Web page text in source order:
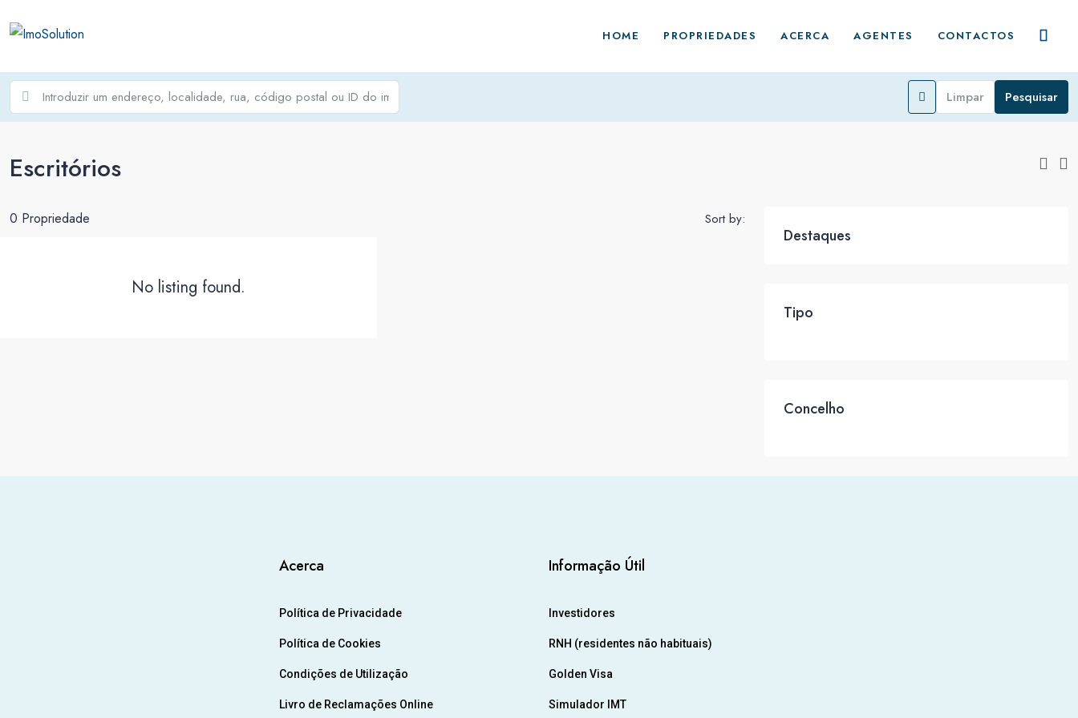
HOME PROPRIEDADES ACERCA AGENTES CONTACTOS
Limpar Pesquisar
Escritórios
0 Propriedade Sort by:
No listing found.
Destaques
Tipo
Concelho
Acerca
Política de Privacidade
Política de Cookies
Condições de Utilização
Livro de Reclamações Online
Informação Útil
Investidores
RNH (residentes não habituais)
Golden Visa
Simulador IMT